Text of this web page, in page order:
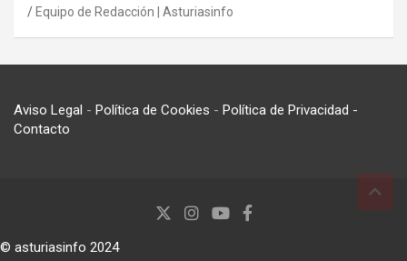
Equipo de Redacción | Asturiasinfo
Aviso Legal - Política de Cookies - Política de Privacidad -
Contacto
© asturiasinfo 2024